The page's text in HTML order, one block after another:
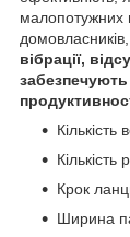
малопотужних
вібрації,
Кількість
Крок
Ширина